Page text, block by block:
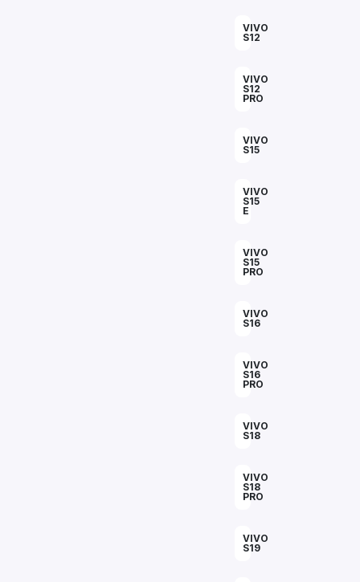
VIVO
S12
VIVO
S12
PRO
VIVO
S15
VIVO
S15
E
VIVO
S15
PRO
VIVO
S16
VIVO
S16
PRO
VIVO
S18
VIVO
S18
PRO
VIVO
S19